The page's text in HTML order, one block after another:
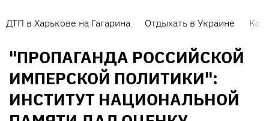
ДТП в Харькове на Гагарина Отдыхать в Украине
"ПРОПАГАНДА РОССИЙСКОЙ
ИМПЕРСКОЙ ПОЛИТИКИ":
ИНСТИТУТ НАЦИОНАЛЬНОЙ